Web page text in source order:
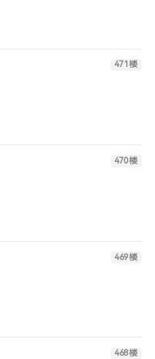
471楼
470楼
469楼
468楼